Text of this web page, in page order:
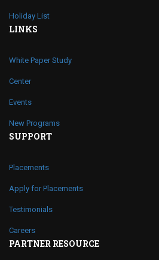
Holiday List
LINKS
White Paper Study
Center
Events
New Programs
SUPPORT
Placements
Apply for Placements
Testimonials
Careers
PARTNER RESOURCE